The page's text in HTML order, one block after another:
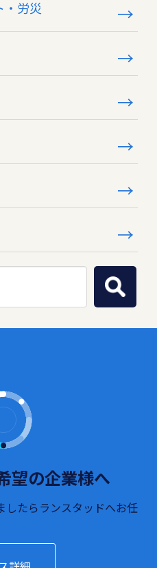
・労災
望の企業様へ
したらランスタッドへお任